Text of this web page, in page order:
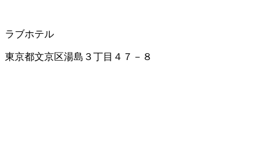
ラブホテル
東京都文京区湯島３丁目４７－８